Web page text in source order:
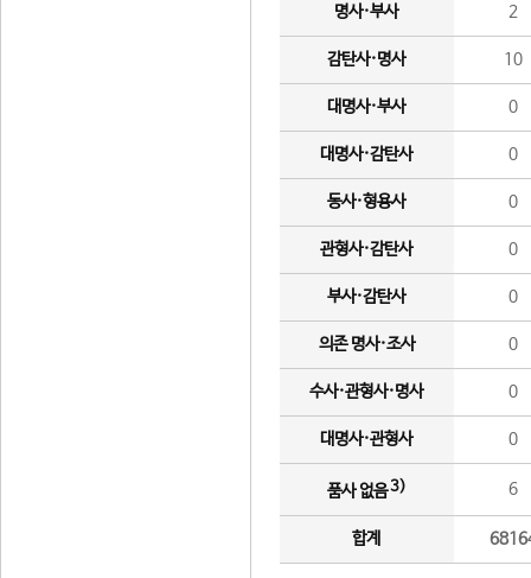
명사·부사 2
감탄사·명사 10
대명사·부사 0
대명사·감탄사 0
동사·형용사 0
관형사·감탄사 0
부사·감탄사 0
의존 명사·조사 0
수사·관형사·명사 0
대명사·관형사 0
품사 없음3) 6
합계